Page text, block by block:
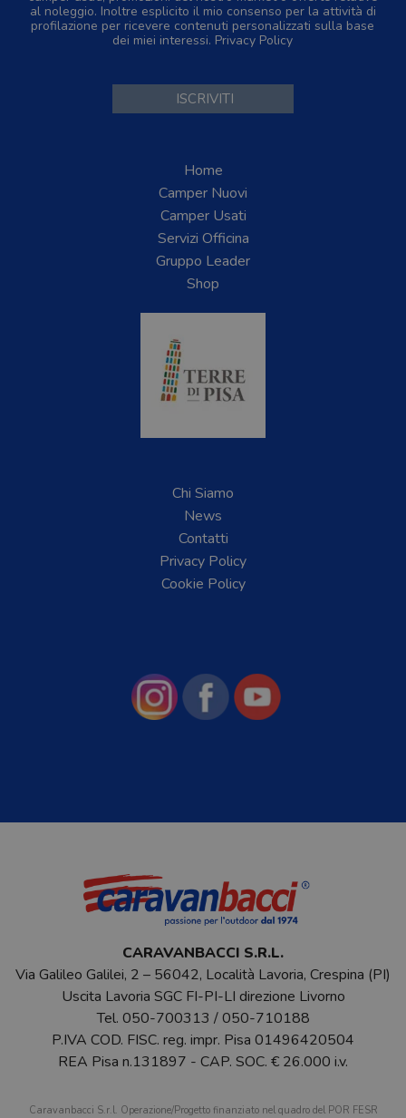
al noleggio. Inoltre esplicito il mio consenso per la attività di
profilazione per ricevere contenuti personalizzati sulla base
dei miei interessi. Privacy Policy
Home
Camper Nuovi
Camper Usati
Servizi Officina
Gruppo Leader
Shop
Chi Siamo
News
Contatti
Privacy Policy
Cookie Policy
CARAVANBACCI S.R.L.
Via Galileo Galilei, 2 – 56042, Località Lavoria, Crespina (PI)
Uscita Lavoria SGC FI-PI-LI direzione Livorno
Tel. 050-700313 /050-710188
P.IVA COD. FISC. reg. impr. Pisa 01496420504
REA Pisa n.131897 - CAP. SOC. € 26.000 i.v.
Caravanbacci S.r.l. Operazione/Progetto finanziato nel quadro del POR FESR